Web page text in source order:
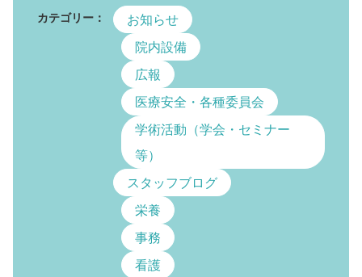
カテゴリー：
お知らせ
院内設備
広報
医療安全・各種委員会
学術活動（学会・セミナー
等）
スタッフブログ
栄養
事務
看護